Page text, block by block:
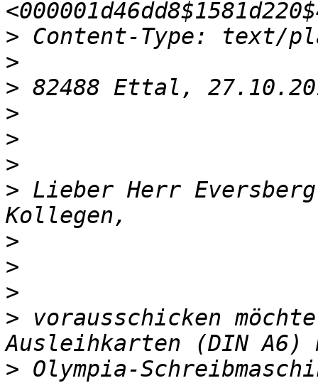
>
>
>
>
>
>
> Lieber Herr
>
>
>
> vorausschicken
> Olympia-